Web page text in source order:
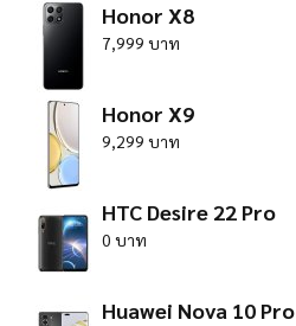
Honor X8
7,999 บาท
Honor X9
9,299 บาท
HTC Desire 22 Pro
0 บาท
Huawei Nova 10 Pro